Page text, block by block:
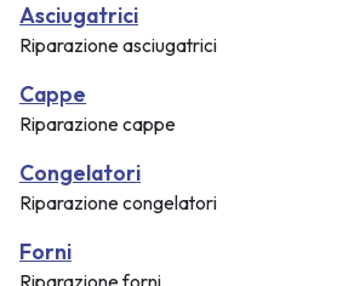
Asciugatrici
Riparazione asciugatrici
Cappe
Riparazione cappe
Congelatori
Riparazione congelatori
Forni